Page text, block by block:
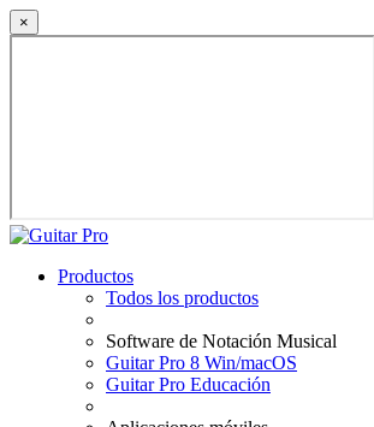
×
Productos
Todos los productos
Software de Notación Musical
Guitar Pro 8 Win/macOS
Guitar Pro Educación